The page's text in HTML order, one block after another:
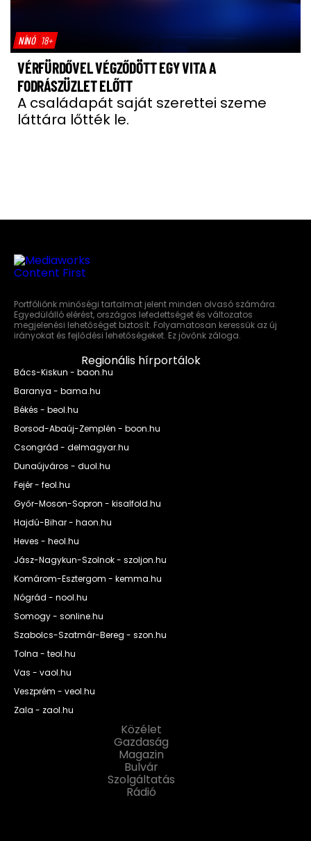
NÍNÓ 18+
VÉRFÜRDŐVEL VÉGZŐDÖTT EGY VITA A
FODRÁSZÜZLET ELŐTT
A családapát saját szerettei szeme
láttára lőtték le.
Portfóliónk minőségi tartalmat jelent minden olvasó számára.
Egyedülálló elérést, országos lefedettséget és változatos
megjelenési lehetőséget biztosít. Folyamatosan keressük az új
irányokat és fejlődési lehetőségeket. Ez jövőnk záloga.
Regionális hírportálok
Bács-Kiskun - baon.hu
Baranya - bama.hu
Békés - beol.hu
Borsod-Abaúj-Zemplén - boon.hu
Csongrád - delmagyar.hu
Dunaújváros - duol.hu
Fejér - feol.hu
Győr-Moson-Sopron - kisalfold.hu
Hajdú-Bihar - haon.hu
Heves - heol.hu
Jász-Nagykun-Szolnok - szoljon.hu
Komárom-Esztergom - kemma.hu
Nógrád - nool.hu
Somogy - sonline.hu
Szabolcs-Szatmár-Bereg - szon.hu
Tolna - teol.hu
Vas - vaol.hu
Veszprém - veol.hu
Zala - zaol.hu
Közélet
Gazdaság
Magazin
Bulvár
Szolgáltatás
Rádió